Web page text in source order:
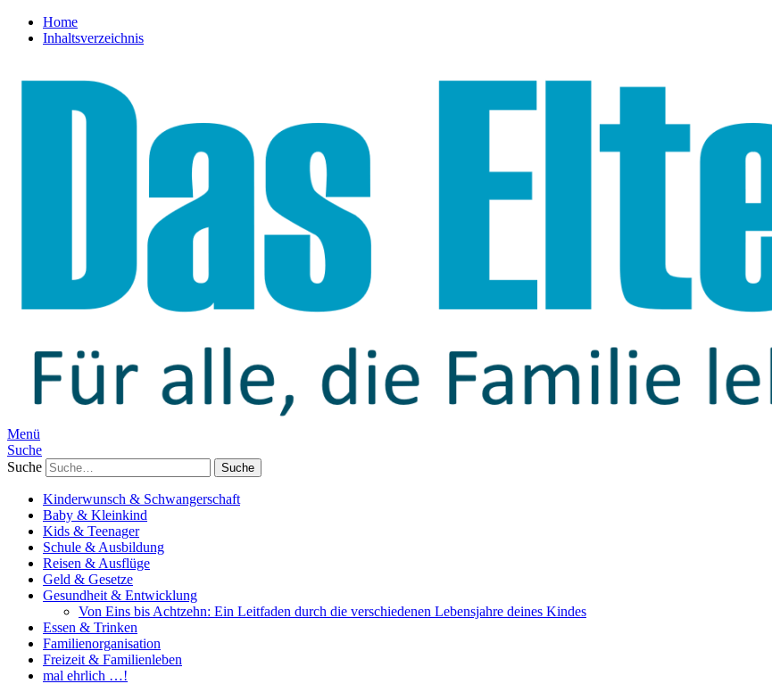
Home
Inhaltsverzeichnis
Menü
Suche
Suche
Kinderwunsch & Schwangerschaft
Baby & Kleinkind
Kids & Teenager
Schule & Ausbildung
Reisen & Ausflüge
Geld & Gesetze
Gesundheit & Entwicklung
Von Eins bis Achtzehn: Ein Leitfaden durch die verschiedenen Lebensjahre deines Kindes
Essen & Trinken
Familienorganisation
Freizeit & Familienleben
mal ehrlich …!